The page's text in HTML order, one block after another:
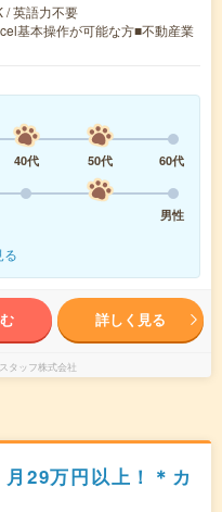
/ 英語力不要
基本操作が可能な方■不動産業
40代 50代
60代
男性
る
詳しく見る
タッフ株式会社
月29万円以上！＊カ